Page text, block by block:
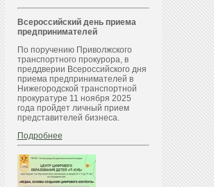
Всероссийский день приема
предпринимателей
По поручению Приволжского
транспортного прокурора, в
преддверии Всероссийского дня
приема предпринимателей в
Нижегородской транспортной
прокуратуре 11 ноября 2025
года пройдет личный прием
представителей бизнеса.
Подробнее